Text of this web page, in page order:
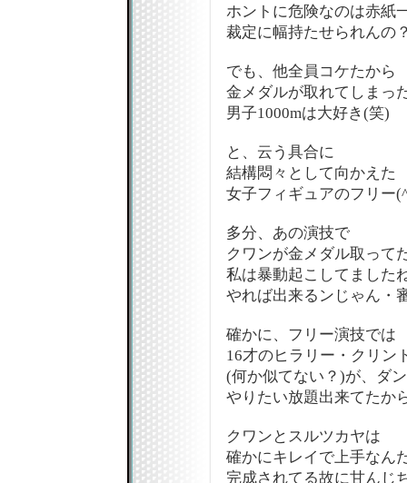
ホントに危険なのは赤紙
裁定に幅持たせられんの
でも、他全員コケたから
金メダルが取れてしまっ
男子1000mは大好き(笑)
と、云う具合に
結構悶々として向かえた
女子フィギュアのフリー
多分、あの演技で
クワンが金メダル取って
私は暴動起こしてました
やれば出来るンじゃん・
確かに、フリー演技では
16才のヒラリー・クリン
(何か似てない？)が、ダ
やりたい放題出来てたか
クワンとスルツカヤは
確かにキレイで上手なん
完成されてる故に甘んじ